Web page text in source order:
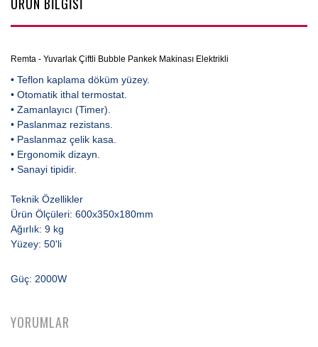
Remta - Yuvarlak Çiftli Bubble Pankek Makinası Elektrikli
• Teflon kaplama döküm yüzey.
• Otomatik ithal termostat.
• Zamanlayıcı (Timer).
• Paslanmaz rezistans.
• Paslanmaz çelik kasa.
• Ergonomik dizayn.
• Sanayi tipidir.
Teknik Özellikler
Ürün Ölçüleri: 600x350x180mm
Ağırlık: 9 kg
Yüzey: 50'li
Güç: 2000W
YORUMLAR